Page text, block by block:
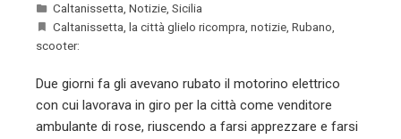
Caltanissetta, Notizie, Sicilia
Caltanissetta, la città glielo ricompra, notizie, Rubano,
scooter:
Due giorni fa gli avevano rubato il motorino elettrico
con cui lavorava in giro per la città come venditore
ambulante di rose, riuscendo a farsi apprezzare e farsi